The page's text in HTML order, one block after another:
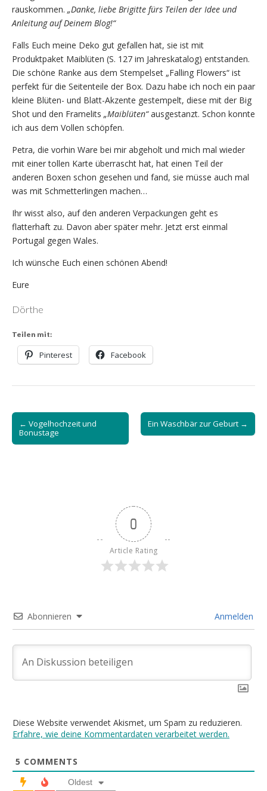
rauskommen. „Danke, liebe Brigitte fürs Teilen der Idee und
Anleitung auf Deinem Blog!“
Falls Euch meine Deko gut gefallen hat, sie ist mit
Produktpaket Maiblüten (S. 127 im Jahreskatalog) entstanden.
Die schöne Ranke aus dem Stempelset „Falling Flowers“ ist
perfekt für die Seitenteile der Box. Dazu habe ich noch ein paar
kleine Blüten- und Blatt-Akzente gestempelt, diese mit der Big
Shot und den Framelits „Maiblüten“ausgestanzt. Schon konnte
ich aus dem Vollen schöpfen.
Petra, die vorhin Ware bei mir abgeholt und mich mal wieder
mit einer tollen Karte überrascht hat, hat einen Teil der
anderen Boxen schon gesehen und fand, sie müsse auch mal
was mit Schmetterlingen machen…
Ihr wisst also, auf den anderen Verpackungen geht es
flatterhaft zu. Davon aber später mehr. Jetzt erst einmal
Portugal gegen Wales.
Ich wünsche Euch einen schönen Abend!
Eure
Dörthe
Teilen mit:
Pinterest Facebook
Post
navigation
← Vogelhochzeit und
Bonustage
Ein Waschbär zur Geburt →
0
Article Rating
Abonnieren Anmelden
Diese Website verwendet Akismet, um Spam zu reduzieren.
Erfahre, wie deine Kommentardaten verarbeitet werden.
5 COMMENTS
Oldest